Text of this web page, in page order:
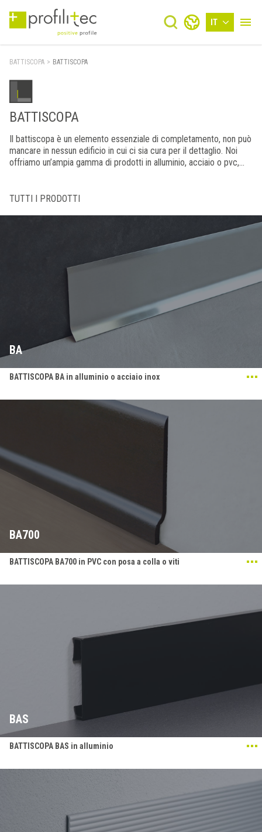
IT
BATTISCOPA > BATTISCOPA
BATTISCOPA
Il battiscopa è un elemento essenziale di completamento, non può
mancare in nessun edificio in cui ci sia cura per il dettaglio. Noi
offriamo un’ampia gamma di prodotti in alluminio, acciaio o pvc,
TUTTI I PRODOTTI
BA
BATTISCOPA BA in alluminio o acciaio inox
BA700
BATTISCOPA BA700 in PVC con posa a colla o viti
BAS
BATTISCOPA BAS in alluminio